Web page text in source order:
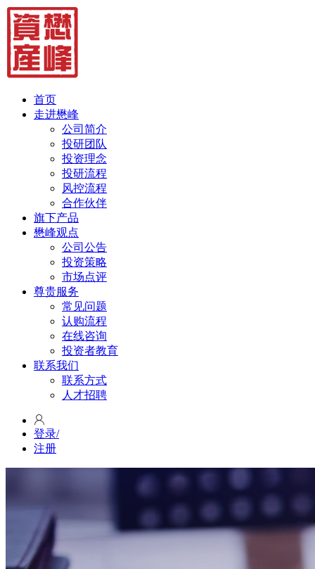
首页
走进懋峰
公司简介
投研团队
投资理念
投研流程
风控流程
合作伙伴
旗下产品
懋峰观点
公司公告
投资策略
市场点评
尊贵服务
常见问题
认购流程
在线咨询
投资者教育
联系我们
联系方式
人才招聘
登录/
注册